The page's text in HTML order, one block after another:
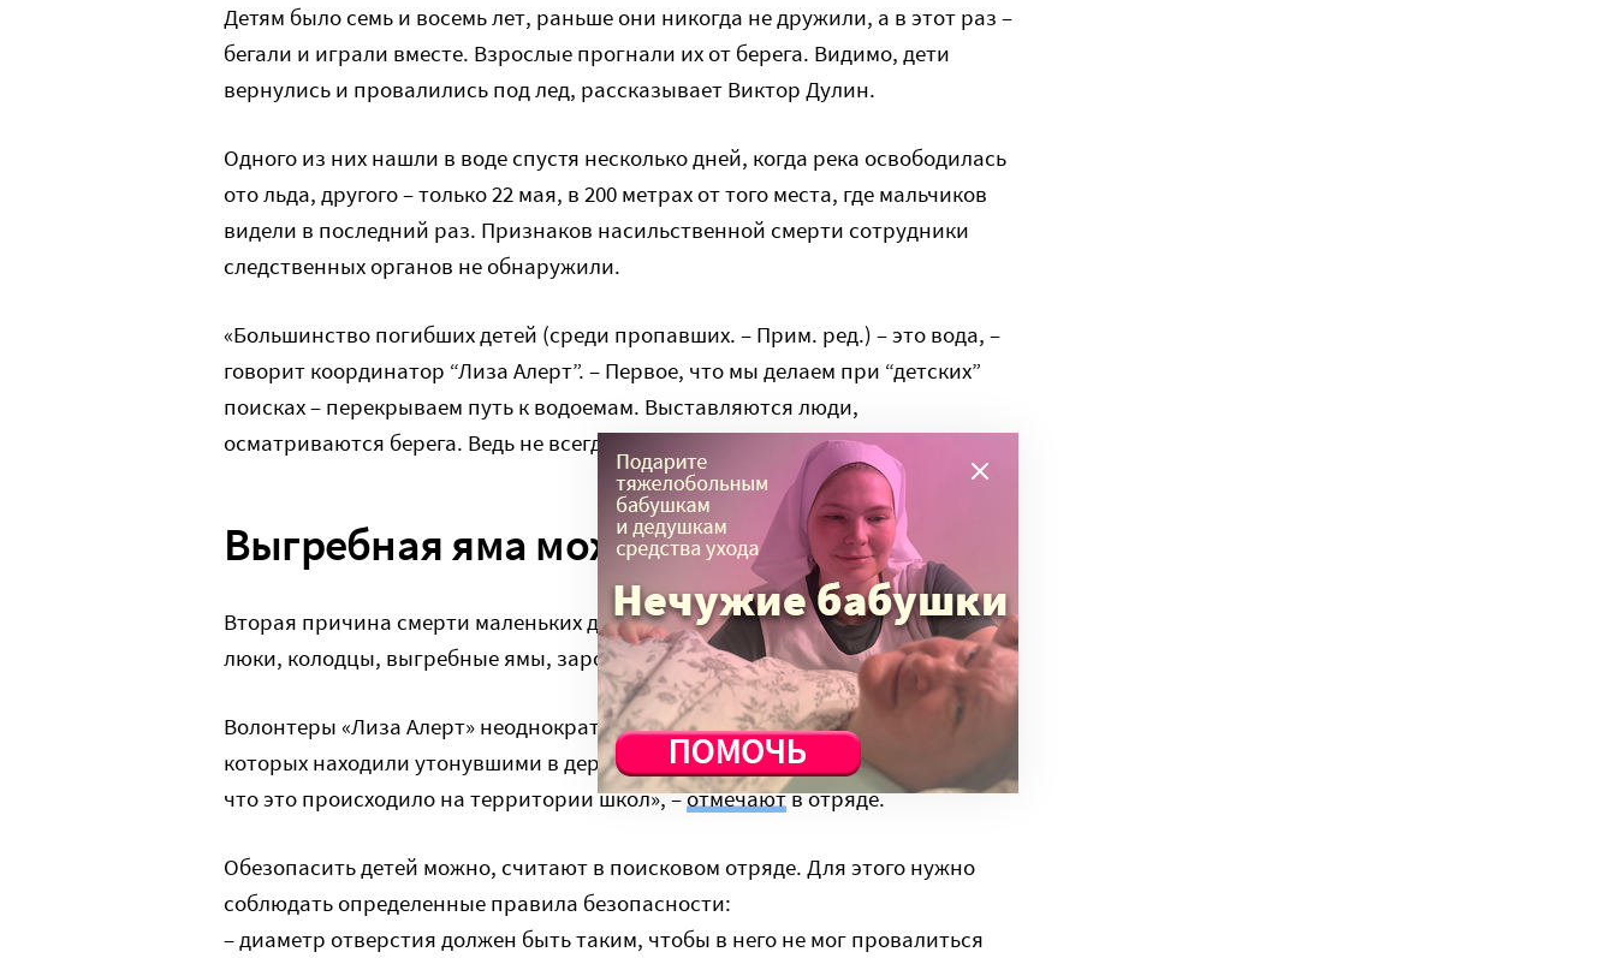
Детям было семь и восемь лет, раньше они никогда не дружили, а в этот раз –
бегали и играли вместе. Взрослые прогнали их от берега. Видимо, дети
вернулись и провалились под лед, рассказывает Виктор Дулин.
Одного из них нашли в воде спустя несколько дней, когда река освободилась
ото льда, другого – только 22 мая, в 200 метрах от того места, где мальчиков
видели в последний раз. Признаков насильственной смерти сотрудники
следственных органов не обнаружили.
«Большинство погибших детей (среди пропавших. – Прим. ред.) – это вода, –
говорит координатор “Лиза Алерт”. – Первое, что мы делаем при “детских”
поисках – перекрываем путь к водоемам. Выставляются люди,
осматриваются берега. Ведь не всегда понятно, дошел ли ребенок до воды».
Выгребная яма может быть опасна
Вторая причина смерти маленьких детей – открытые во дворах и на улицах
люки, колодцы, выгребные ямы, заросшие пожарные пруды.
Волонтеры «Лиза Алерт» неоднократно участвовали в поисках детей,
которых находили утонувшими в деревенских туалетах. «Вдвойне чудовищно,
что это происходило на территории школ», –отмечаютв отряде.
Обезопасить детей можно, считают в поисковом отряде. Для этого нужно
соблюдать определенные правила безопасности:
– диаметр отверстия должен быть таким, чтобы в него не мог провалиться